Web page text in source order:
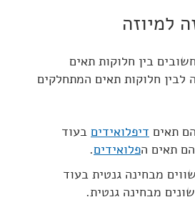
למיוזה
בין חלוקות תאים
לבין חלוקות תאים המתחלקים
תאים דיפלואידים בעוד
תאים הפלואידים.
מבחינה גנטית בעוד
מבחינה גנטית.